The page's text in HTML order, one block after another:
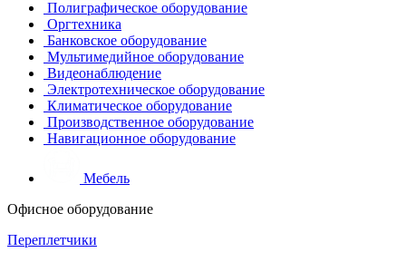
Полиграфическое оборудование
Оргтехника
Банковское оборудование
Мультимедийное оборудование
Видеонаблюдение
Электротехническое оборудование
Климатическое оборудование
Производственное оборудование
Навигационное оборудование
Мебель
Офисное оборудование
Переплетчики